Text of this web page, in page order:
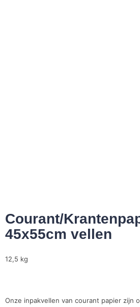
Courant/
45x55cm vellen
12,5 kg
Onze inpakvellen van courant papier zijn